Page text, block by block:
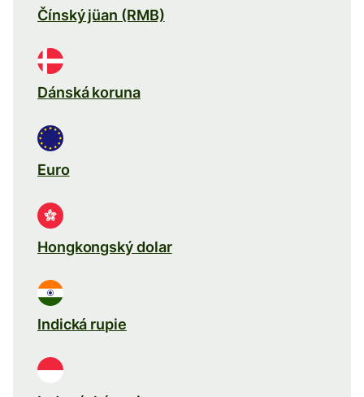
Čínský jüan (RMB)
Dánská koruna
Euro
Hongkongský dolar
Indická rupie